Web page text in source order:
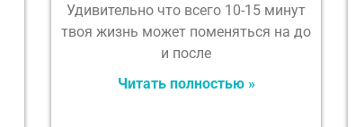
Удивительно что всего 10-15 минут
твоя жизнь может поменяться на до
и после
Читать полностью »